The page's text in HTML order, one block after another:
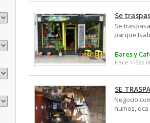
de
capacidad:
no
y agencias
Se
Se
parque
toques
parque.
continuar
Podemos
RRSS,
duda
Bares y
Hace 1156d
SE
Negocio
humos,